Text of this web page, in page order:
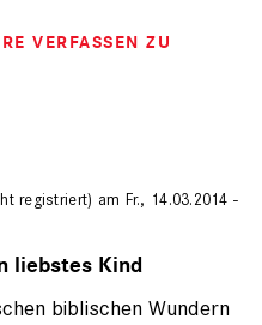
VERFASSEN ZU
registriert) am Fr., 14.03.2014 -
liebstes Kind
biblischen Wundern